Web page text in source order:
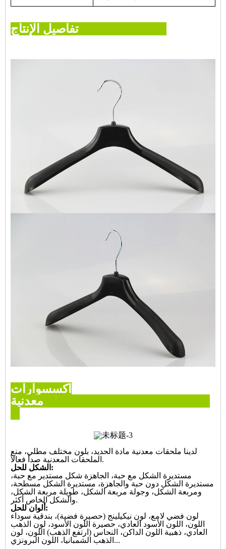
تفاصيل الإنتاج
اكسسوارات
معدنية
لدينا ملحقات معدنية مادة الحديد، بلون مختلف مطلي، منع
الملحقات المعدنية صدأ فعالاً.
الشكل للحل:
مستديرة الشكل مع حبة، الجاهزة شكل مستدير مع حبة،
مستديرة الشكل دون حبة والجاهزة، مستديرة الشكل مسطحة،
ومربعة الشكل، وجولة مربعة الشكل، طويلة مربعة الشكل،
والشكل الخاص أكثر.
ألوان للحل:
لون فضي لامع، لون نيكيلينج (حصيرة فضية)، بندقية سوداء
اللون، اللون الأسود العادي، حصيرة اللون الأسود، لون الذهب
العادي، ذهبية اللون الداكن، النحاس (ارتفع الذهب) اللون، لون
الذهب الشمبانيا، اللون البرونزي...